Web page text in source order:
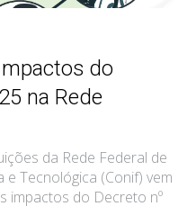
do
na Rede
da Rede Federal de
e Tecnológica (Conif) vem
impactos do Decreto nº